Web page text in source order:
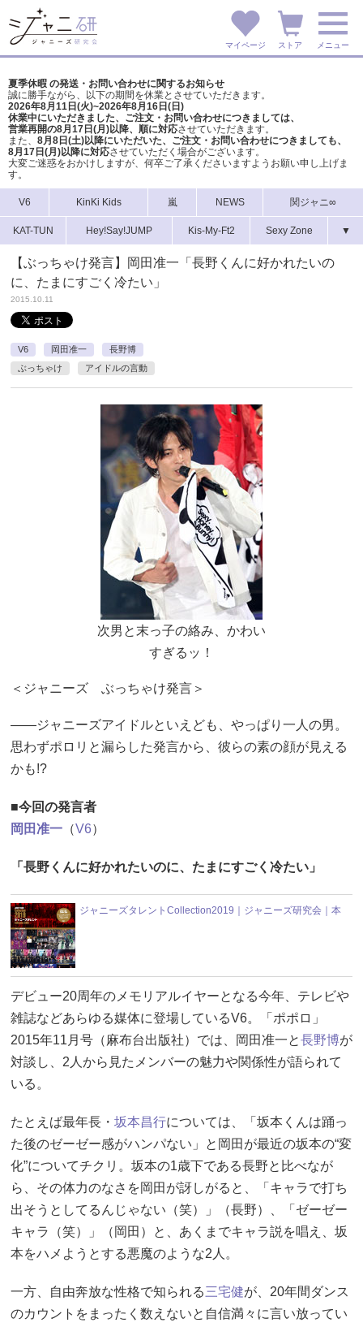
マイページ ストア メニュー
夏季休暇 の発送・お問い合わせに関するお知らせ
誠に勝手ながら、以下の期間を休業とさせていただきます。
2026年8月11日(火)~2026年8月16日(日)
休業中にいただきました、ご注文・お問い合わせにつきましては、
営業再開の8月17日(月)以降、順に対応させていただきます。
また、 8月8日(土)以降にいただいた、ご注文・ お問い合わせにつきましても、
8月17日(月)以降に対応させていただく場合がございます。
大変ご迷惑をおかけしますが、 何卒ご了承くださいますようお願い申し上げま
す。
V6 KinKi Kids 嵐 NEWS 関ジャニ∞
KAT-TUN Hey!Say!JUMP Kis-My-Ft2 Sexy Zone ▼
【ぶっちゃけ発言】岡田准一「長野くんに好かれたいの
に、たまにすごく冷たい」
2015.10.11
V6 岡田准一
長野博
ぶっちゃけ
アイドルの言動
次男と末っ子の絡み、かわい
すぎるッ！
＜ジャニーズ ぶっちゃけ発言＞
――ジャニーズアイドルといえども、やっぱり一人の男。
思わずポロリと漏らした発言から、彼らの素の顔が見える
かも!?
■今回の発言者
岡田准一 （V6）
「長野くんに好かれたいのに、たまにすごく冷たい」
ジャニーズタレントCollection2019｜ジャニーズ研究会｜本
デビュー20周年のメモリアルイヤーとなる今年、テレビや
雑誌などあらゆる媒体に登場しているV6。「ポポロ」
2015年11月号（麻布台出版社）では、岡田准一と長野博が
対談し、2人から見たメンバーの魅力や関係性が語られて
いる。
たとえば最年長・ 坂本昌行については、「坂本くんは踊っ
た後のゼーゼー感がハンパない」と岡田が最近の坂本の“変
化”についてチクリ。坂本の1歳下である長野と比べなが
ら、その体力のなさを岡田が訝しがると、「キャラで打ち
出そうとしてるんじゃない（笑）」（長野）、「ゼーゼー
キャラ（笑）」（岡田）と、あくまでキャラ説を唱え、坂
本をハメようとする悪魔のような2人。
一方、自由奔放な性格で知られる三宅健が、20年間ダンス
のカウントをまったく数えないと自信満々に言い放ってい